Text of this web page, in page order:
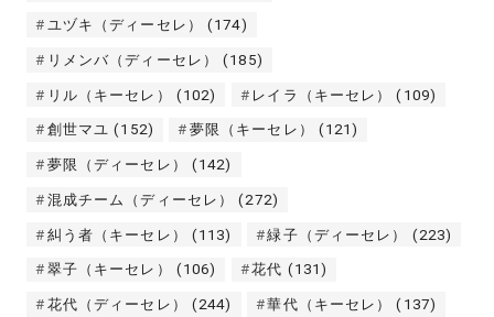
ユヅキ（ディーセレ） (174)
リメンバ（ディーセレ） (185)
リル（キーセレ） (102) レイラ（キーセレ） (109)
創世マユ (152) 夢限（キーセレ） (121)
夢限（ディーセレ） (142)
混成チーム（ディーセレ） (272)
糾う者（キーセレ） (113) 緑子（ディーセレ） (223)
翠子（キーセレ） (106) 花代 (131)
花代（ディーセレ） (244) 華代（キーセレ） (137)